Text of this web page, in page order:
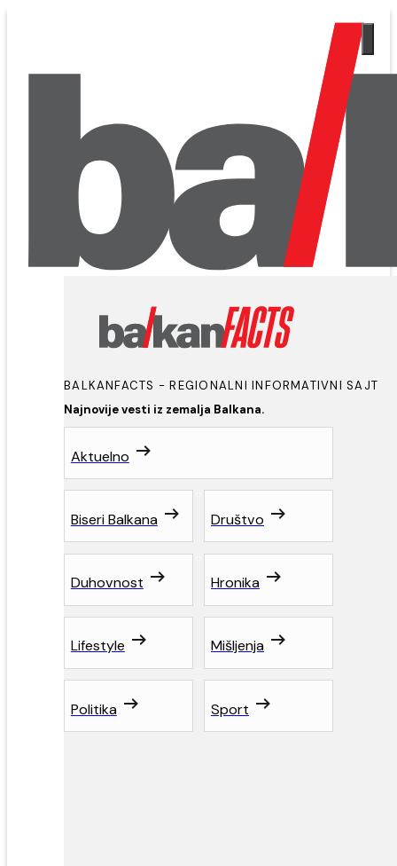
Najnovije vesti iz zemalja Balkana.
BALKANFACTS - REGIONALNI INFORMATIVNI SAJT
Aktuelno
Biseri Balkana Društvo
Duhovnost Hronika
Lifestyle Mišljenja
Politika Sport